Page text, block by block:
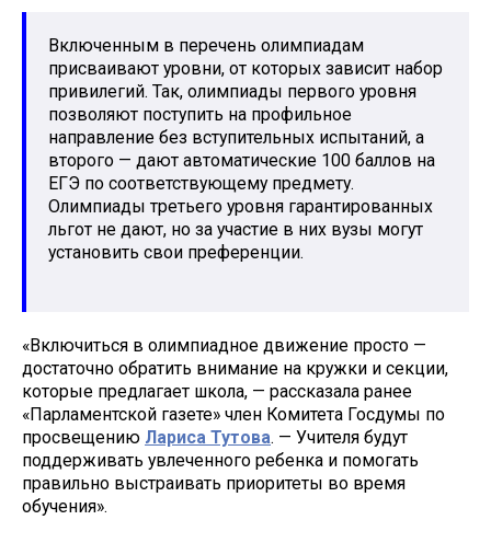
Включенным в перечень олимпиадам
присваивают уровни, от которых зависит набор
привилегий. Так, олимпиады первого уровня
позволяют поступить на профильное
направление без вступительных испытаний, а
второго — дают автоматические 100 баллов на
ЕГЭ по соответствующему предмету.
Олимпиады третьего уровня гарантированных
льгот не дают, но за участие в них вузы могут
установить свои преференции.
«Включиться в олимпиадное движение просто —
достаточно обратить внимание на кружки и секции,
которые предлагает школа, — рассказала ранее
«Парламентской газете» член Комитета Госдумы по
просвещению Лариса Тутова. — Учителя будут
поддерживать увлеченного ребенка и помогать
правильно выстраивать приоритеты во время
обучения».